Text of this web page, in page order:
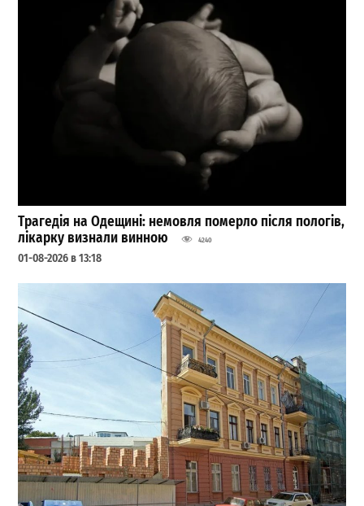
Трагедія на Одещині: немовля померло після пологів,
лікарку визнали винною
4240
01-08-2026 в 13:18